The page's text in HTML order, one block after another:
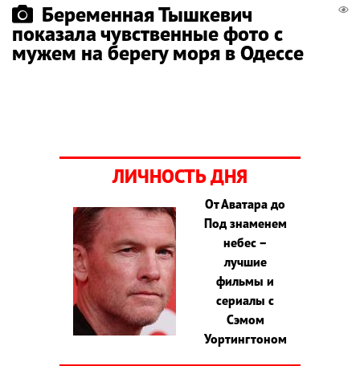
Беременная Тышкевич
показала чувственные фото с
мужем на берегу моря в Одессе
ЛИЧНОСТЬ ДНЯ
От Аватара до
Под знаменем
небес –
лучшие
фильмы и
сериалы с
Сэмом
Уортингтоном